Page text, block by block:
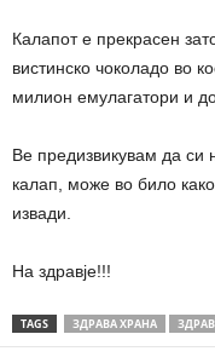
Калапот е прекрасен
вистинско чоколадо во
милион емулагатори и
Ве предизвикувам да си
калап, може во било
извади.
На здравје!!!
TAGS ЗДРАВА ХРАНА